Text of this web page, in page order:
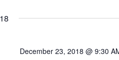
December 23, 2018 @ 9:30